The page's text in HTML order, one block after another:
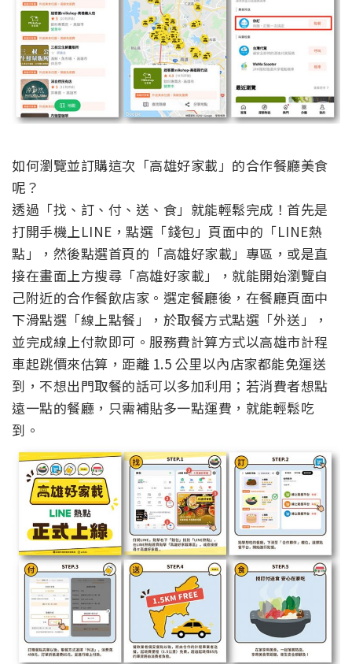
如何瀏覽並訂購這次「高雄好家載」的合作餐廳美食
呢？
透過「找、訂、付、送、食」就能輕鬆完成！首先是
打開手機上LINE，點選「錢包」頁面中的「LINE熱
點」，然後點選首頁的「高雄好家載」專區，或是直
接在畫面上方搜尋「高雄好家載」，就能開始瀏覽自
己附近的合作餐飲店家。選定餐廳後，在餐廳頁面中
下滑點選「線上點餐」，於取餐方式點選「外送」，
並完成線上付款即可。服務費計算方式以高雄市計程
車起跳價來估算，距離 1.5 公里以內店家都能免運送
到，不想出門取餐的話可以多加利用；若消費者想點
遠一點的餐廳，只需補貼多一點運費，就能輕鬆吃
到。